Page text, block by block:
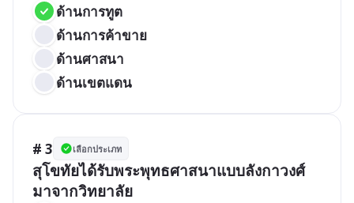
ด้านการทูต
ด้านการค้าขาย
ด้านศาสนา
ด้านเขตแดน
# 3 เลือกประเภท
สุโขทัยได้รับพระพุทธศาสนาแบบลังกาวงศ์
มาจากวิทยาลัย